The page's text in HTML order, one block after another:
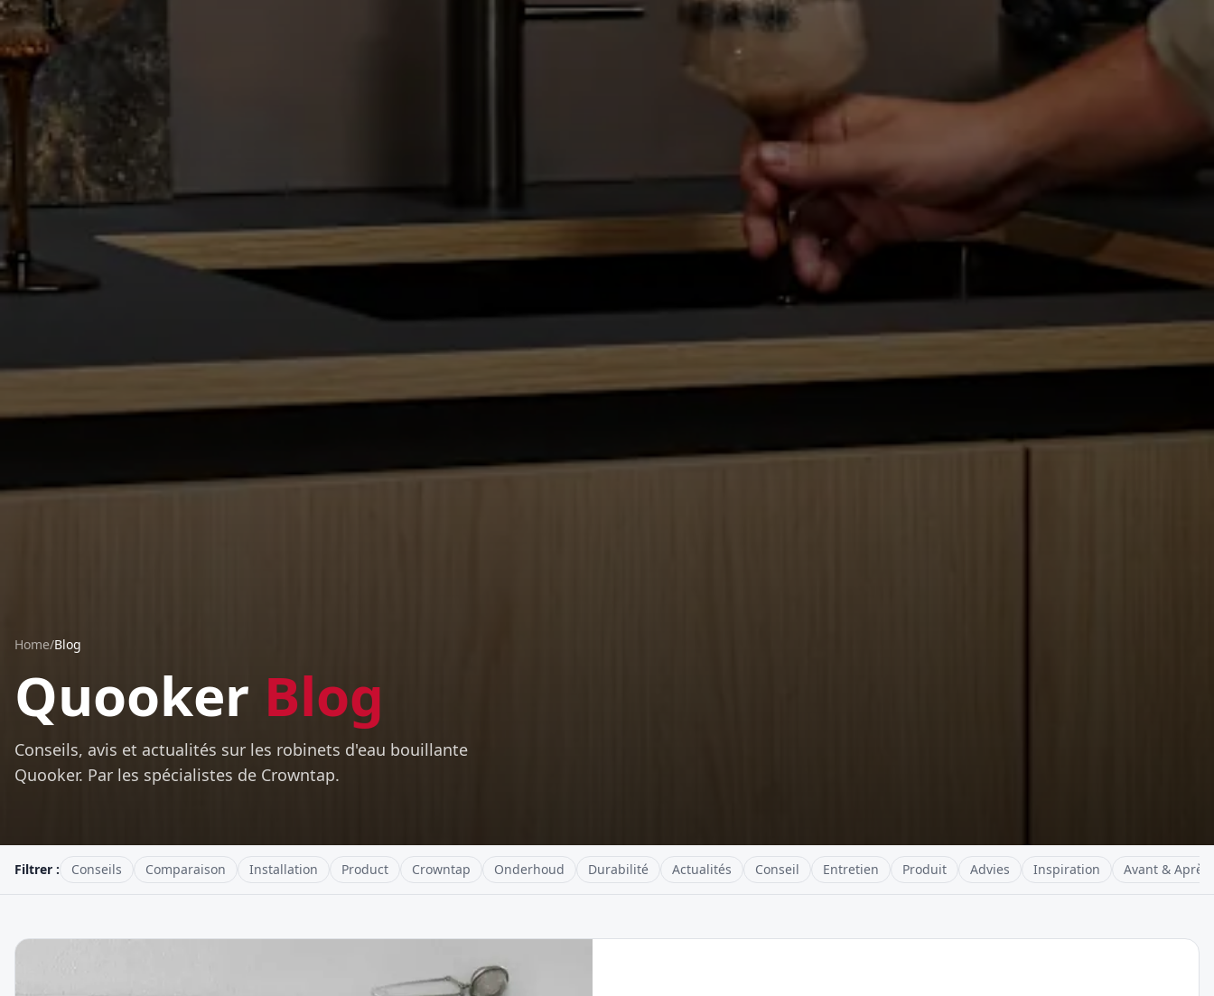
Home/Blog
Quooker Blog
Conseils, avis et actualités sur les robinets d'eau bouillante
Quooker. Par les spécialistes de Crowntap.
Filtrer : Conseils Comparaison Installation Product Crowntap Onderhoud Durabilité Actualités Conseil Entretien Produit Advies Inspiration Avant & Après